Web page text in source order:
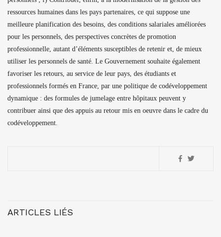
ressources humaines dans les pays partenaires, ce qui suppose une
meilleure planification des besoins, des conditions salariales améliorées
pour les personnels, des perspectives concrètes de promotion
professionnelle, autant d’éléments susceptibles de retenir et, de mieux
utiliser les personnels de santé. Le Gouvernement souhaite également
favoriser les retours, au service de leur pays, des étudiants et
professionnels formés en France, par une politique de codéveloppement
dynamique : des formules de jumelage entre hôpitaux peuvent y
contribuer ainsi que des appuis au retour mis en oeuvre dans le cadre du
codéveloppement.
ARTICLES LIÉS